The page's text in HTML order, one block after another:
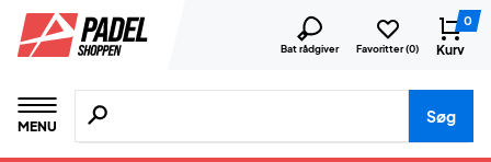
Bat rådgiver Favoritter (0)
0
Kurv
MENU
Søg efter produkter, mærker etc.
Søg